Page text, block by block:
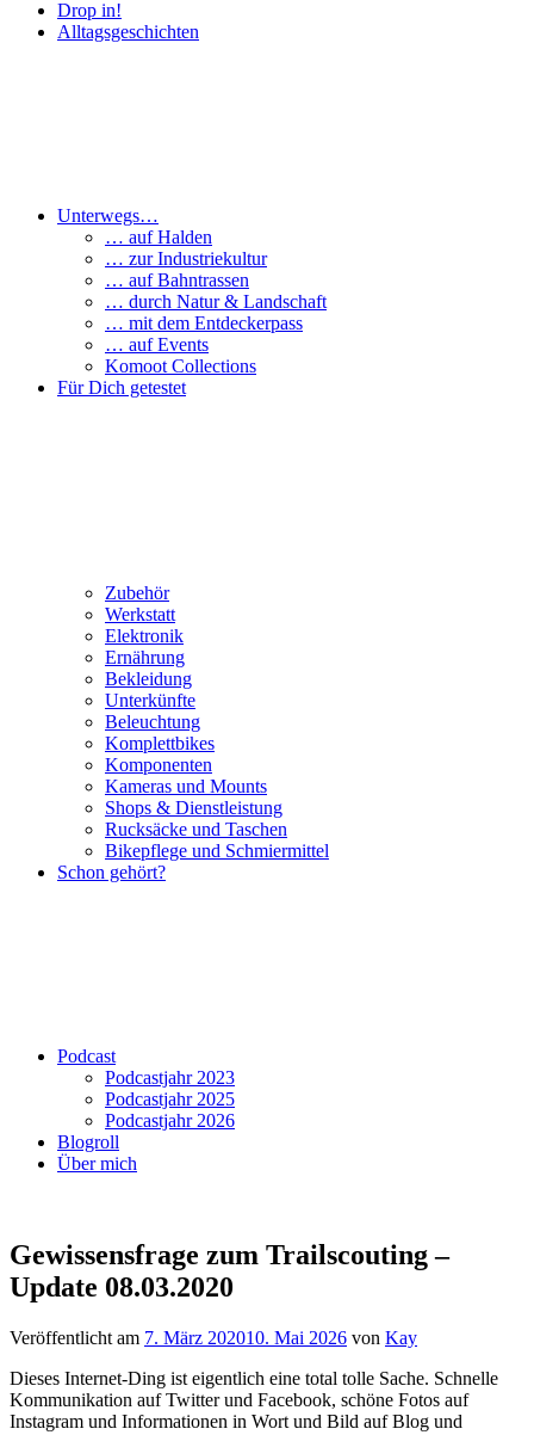
Drop in!
Alltagsgeschichten
Unterwegs…
… auf Halden
… zur Industriekultur
… auf Bahntrassen
… durch Natur & Landschaft
… mit dem Entdeckerpass
… auf Events
Komoot Collections
Für Dich getestet
Zubehör
Werkstatt
Elektronik
Ernährung
Bekleidung
Unterkünfte
Beleuchtung
Komplettbikes
Komponenten
Kameras und Mounts
Shops & Dienstleistung
Rucksäcke und Taschen
Bikepflege und Schmiermittel
Schon gehört?
Podcast
Podcastjahr 2023
Podcastjahr 2025
Podcastjahr 2026
Blogroll
Über mich
Gewissensfrage zum Trailscouting –
Update 08.03.2020
Veröffentlicht am 7. März 202010. Mai 2026 von Kay
Dieses Internet-Ding ist eigentlich eine total tolle Sache. Schnelle
Kommunikation auf Twitter und Facebook, schöne Fotos auf
Instagram und Informationen in Wort und Bild auf Blog und